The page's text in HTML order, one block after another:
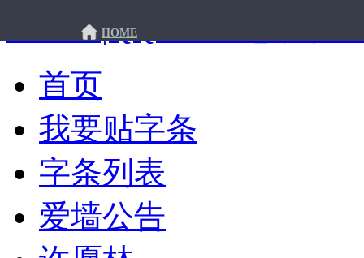
HOME
许愿墙|QQ爱墙 - 想说你
首页
我要贴字条
字条列表
爱墙公告